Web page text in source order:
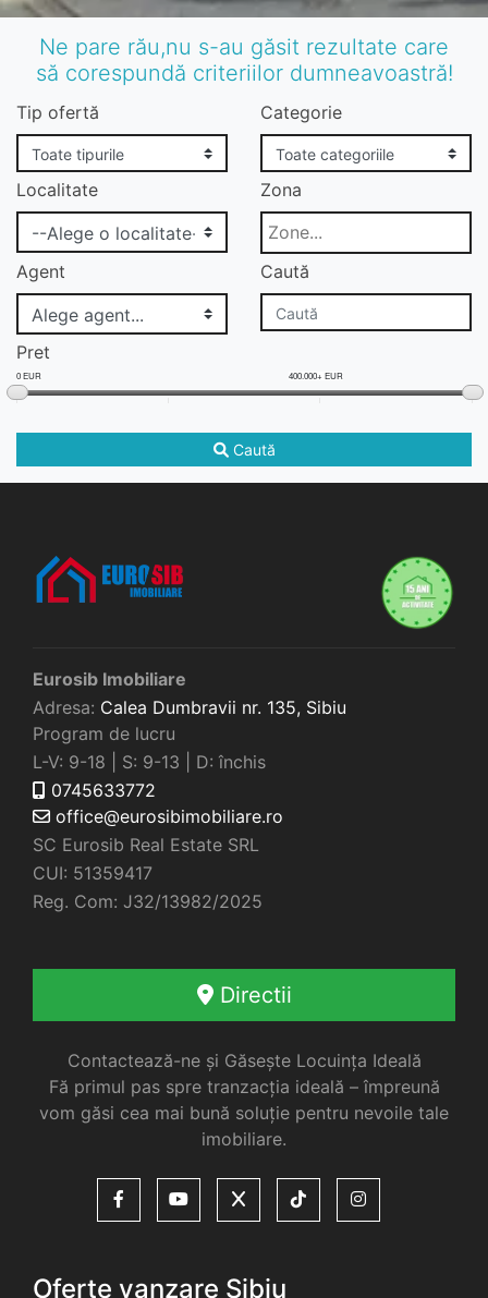
Ne pare rău,nu s-au găsit rezultate care
să corespundă criteriilor dumneavoastră!
Tip ofertă Categorie
Localitate Zona
Agent Caută
Pret
0 EUR 400.000+ EUR
Caută
Eurosib Imobiliare
Adresa: Calea Dumbravii nr. 135, Sibiu
Program de lucru
L-V: 9-18 | S: 9-13 | D: închis
0745633772
office@eurosibimobiliare.ro
SC Eurosib Real Estate SRL
CUI: 51359417
Reg. Com: J32/13982/2025
Directii
Contactează-ne și Găsește Locuința Ideală
Fă primul pas spre tranzacția ideală – împreună
vom găsi cea mai bună soluție pentru nevoile tale
imobiliare.
Oferte vanzare Sibiu